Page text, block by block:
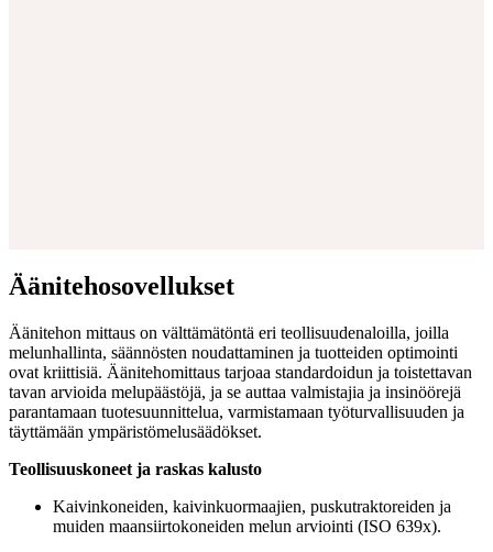
Äänitehosovellukset
Äänitehon mittaus on välttämätöntä eri teollisuudenaloilla, joilla
melunhallinta, säännösten noudattaminen ja tuotteiden optimointi
ovat kriittisiä. Äänitehomittaus tarjoaa standardoidun ja toistettavan
tavan arvioida melupäästöjä, ja se auttaa valmistajia ja insinöörejä
parantamaan tuotesuunnittelua, varmistamaan työturvallisuuden ja
täyttämään ympäristömelusäädökset.
Teollisuuskoneet ja raskas kalusto
Kaivinkoneiden, kaivinkuormaajien, puskutraktoreiden ja
muiden maansiirtokoneiden melun arviointi (ISO 639x).